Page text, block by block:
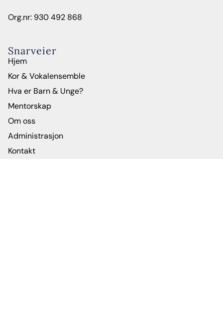
Snarveier
Hjem
Kor & Vokalensemble
Hva er Barn & Unge?
Mentorskap
Om oss
Administrasjon
Kontakt
Org.nr: 930 492 868